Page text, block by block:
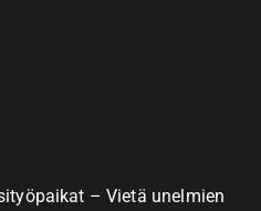
– Vietä unelmien